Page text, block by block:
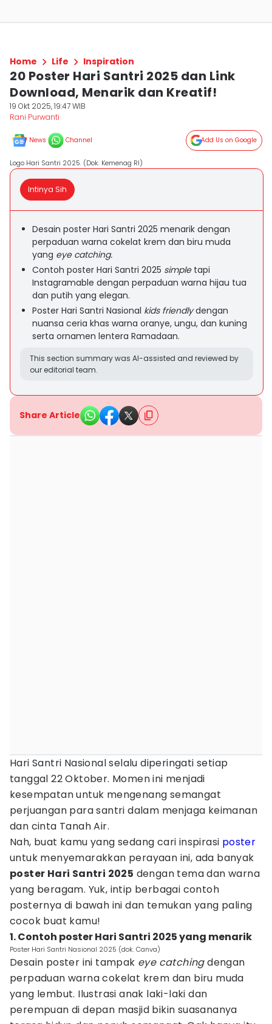
Home Life Inspiration
20 Poster Hari Santri 2025 dan Link
Download, Menarik dan Kreatif!
19 Okt 2025, 19:47 WIB
Rani Purwanti
News Channel Add Us on Google
Logo Hari Santri 2025. (Dok. Kemenag RI)
Intinya Sih
Desain poster Hari Santri 2025 menarik dengan
perpaduan warna cokelat krem dan biru muda
yang eye catching.
Contoh poster Hari Santri 2025 simpletapi
Instagramable dengan perpaduan warna hijau tua
dan putih yang elegan.
Poster Hari Santri Nasional kids friendlydengan
nuansa ceria khas warna oranye, ungu, dan kuning
serta ornamen lentera Ramadaan.
This section summary was AI-assisted and reviewed by
our editorial team.
Share Article
Hari Santri Nasional selalu diperingati setiap
tanggal 22 Oktober. Momen ini menjadi
kesempatan untuk mengenang semangat
perjuangan para santri dalam menjaga keimanan
dan cinta Tanah Air.
Nah, buat kamu yang sedang cari inspirasi poster
untuk menyemarakkan perayaan ini, ada banyak
poster Hari Santri 2025 dengan tema dan warna
yang beragam. Yuk, intip berbagai contoh
posternya di bawah ini dan temukan yang paling
cocok buat kamu!
1. Contoh poster Hari Santri 2025 yang menarik
Poster Hari Santri Nasional 2025 (dok. Canva)
Desain poster ini tampak eye catchingdengan
perpaduan warna cokelat krem dan biru muda
yang lembut. Ilustrasi anak laki-laki dan
perempuan di depan masjid bikin suasananya